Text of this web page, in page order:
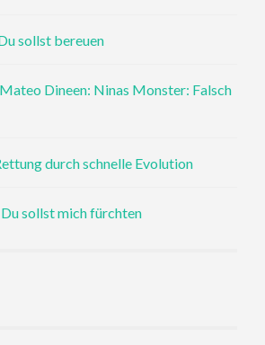
sollst bereuen
Dineen: Ninas Monster: Falsch
durch schnelle Evolution
sollst mich fürchten